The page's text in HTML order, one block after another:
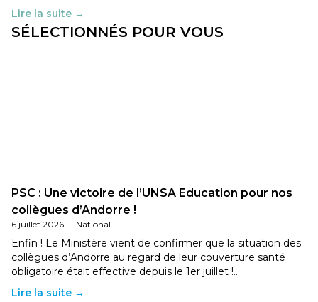
Lire la suite →
SÉLECTIONNÉS POUR VOUS
PSC : Une victoire de l’UNSA Education pour nos
collègues d’Andorre !
6 juillet 2026 - National
Enfin ! Le Ministère vient de confirmer que la situation des
collègues d’Andorre au regard de leur couverture santé
obligatoire était effective depuis le 1er juillet !…
Lire la suite →